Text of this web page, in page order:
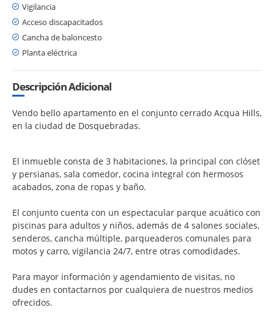
Vigilancia
Acceso discapacitados
Cancha de baloncesto
Planta eléctrica
Descripción Adicional
Vendo bello apartamento en el conjunto cerrado Acqua Hills,
en la ciudad de Dosquebradas.
El inmueble consta de 3 habitaciones, la principal con clóset
y persianas, sala comedor, cocina integral con hermosos
acabados, zona de ropas y baño.
El conjunto cuenta con un espectacular parque acuático con
piscinas para adultos y niños, además de 4 salones sociales,
senderos, cancha múltiple, parqueaderos comunales para
motos y carro, vigilancia 24/7, entre otras comodidades.
Para mayor información y agendamiento de visitas, no
dudes en contactarnos por cualquiera de nuestros medios
ofrecidos.